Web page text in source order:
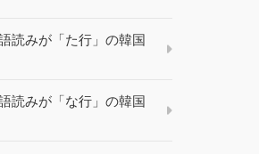
読みが「た行」の韓国
読みが「な行」の韓国